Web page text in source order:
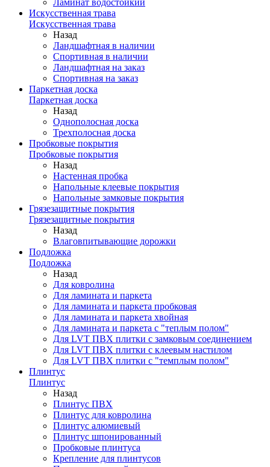
Ламинат водостойкий
Искусственная трава
Искусственная трава
Назад
Ландшафтная в наличии
Спортивная в наличии
Ландшафтная на заказ
Спортивная на заказ
Паркетная доска
Паркетная доска
Назад
Однополосная доска
Трехполосная доска
Пробковые покрытия
Пробковые покрытия
Назад
Настенная пробка
Напольные клеевые покрытия
Напольные замковые покрытия
Грязезащитные покрытия
Грязезащитные покрытия
Назад
Влаговпитывающие дорожки
Подложка
Подложка
Назад
Для ковролина
Для ламината и паркета
Для ламината и паркета пробковая
Для ламината и паркета хвойная
Для ламината и паркета с "теплым полом"
Для LVT ПВХ плитки с замковым соединением
Для LVT ПВХ плитки с клеевым настилом
Для LVT ПВХ плитки с "темплым полом"
Плинтус
Плинтус
Назад
Плинтус ПВХ
Плинтус для ковролина
Плинтус алюмиевый
Плинтус шпонированный
Пробковые плинтуса
Крепление для плинтусов